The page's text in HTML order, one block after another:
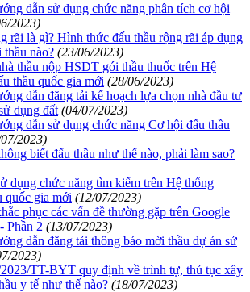
dẫn sử dụng chức năng phân tích cơ hội
2023)
rãi là gì? Hình thức đấu thầu rộng rãi áp dụng
nào? (23/06/2023)
thầu nộp HSDT gói thầu thuốc trên Hệ
thầu quốc gia mới (28/06/2023)
dẫn đăng tải kế hoạch lựa chọn nhà đầu tư
dụng đất (04/07/2023)
dẫn sử dụng chức năng Cơ hội đấu thầu
2023)
biết đấu thầu như thế nào, phải làm sao?
dụng chức năng tìm kiếm trên Hệ thống
quốc gia mới (12/07/2023)
phục các vấn đề thường gặp trên Google
Phần 2 (13/07/2023)
dẫn đăng tải thông báo mời thầu dự án sử
2023)
TT-BYT quy định về trình tự, thủ tục xây
y tế như thế nào? (18/07/2023)